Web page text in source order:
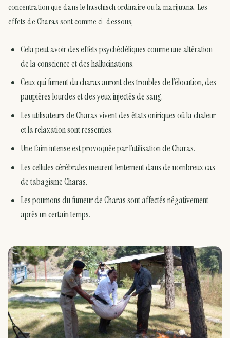
concentration que dans le haschisch ordinaire ou la marijuana. Les
effets de Charas sont comme ci-dessous;
Cela peut avoir des effets psychédéliques comme une altération
de la conscience et des hallucinations.
Ceux qui fument du charas auront des troubles de l’élocution, des
paupières lourdes et des yeux injectés de sang.
Les utilisateurs de Charas vivent des états oniriques où la chaleur
et la relaxation sont ressenties.
Une faim intense est provoquée par l’utilisation de Charas.
Les cellules cérébrales meurent lentement dans de nombreux cas
de tabagisme Charas.
Les poumons du fumeur de Charas sont affectés négativement
après un certain temps.